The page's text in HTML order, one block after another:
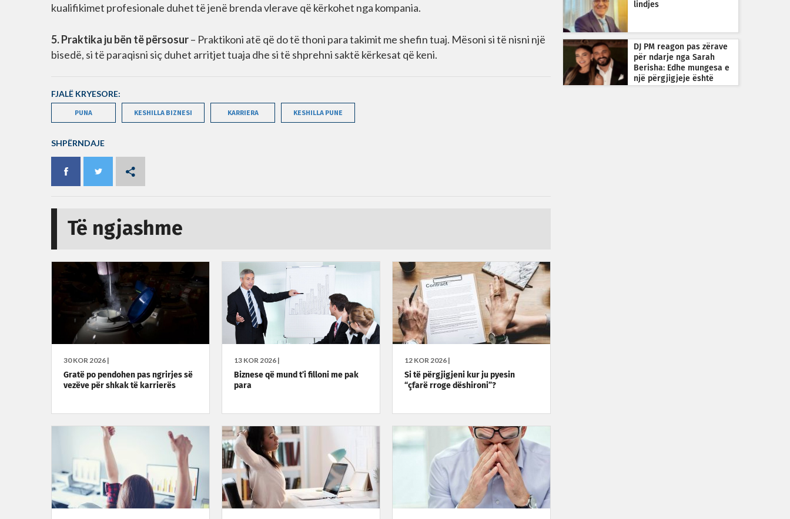
kualifikimet profesionale duhet të jenë brenda vlerave që kërkohet nga kompania.
5. Praktika ju bën të përsosur– Praktikoni atë që do të thoni para takimit me shefin tuaj. Mësoni si të nisni një
bisedë, si të paraqisni siç duhet arritjet tuaja dhe si të shprehni saktë kërkesat që keni.
FJALË KRYESORE:
PUNA KESHILLA BIZNESI KARRIERA KESHILLA PUNE
SHPËRNDAJE
Të ngjashme
30 KOR 2026 |
Gratë po pendohen pas ngrirjes së
vezëve për shkak të karrierës
13 KOR 2026 |
Biznese që mund t’i filloni me pak
para
12 KOR 2026 |
Si të përgjigjeni kur ju pyesin
“çfarë rroge dëshironi”?
lindjes
DJ PM reagon pas zërave
për ndarje nga Sarah
Berisha: Edhe mungesa e
një përgjigjeje është